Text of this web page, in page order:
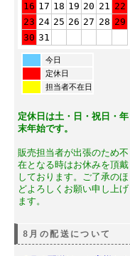
16 17 18 19 20 21 22
23 24 25 26 27 28 29
30 31
今日
定休日
担当者不在日
定休日は土・日・祝日・年
末年始です。
販売担当者が出張のため不
在となる時はお休みを頂戴
しております。ご了承のほ
どよろしくお願い申し上げ
ます。
8月の配送について